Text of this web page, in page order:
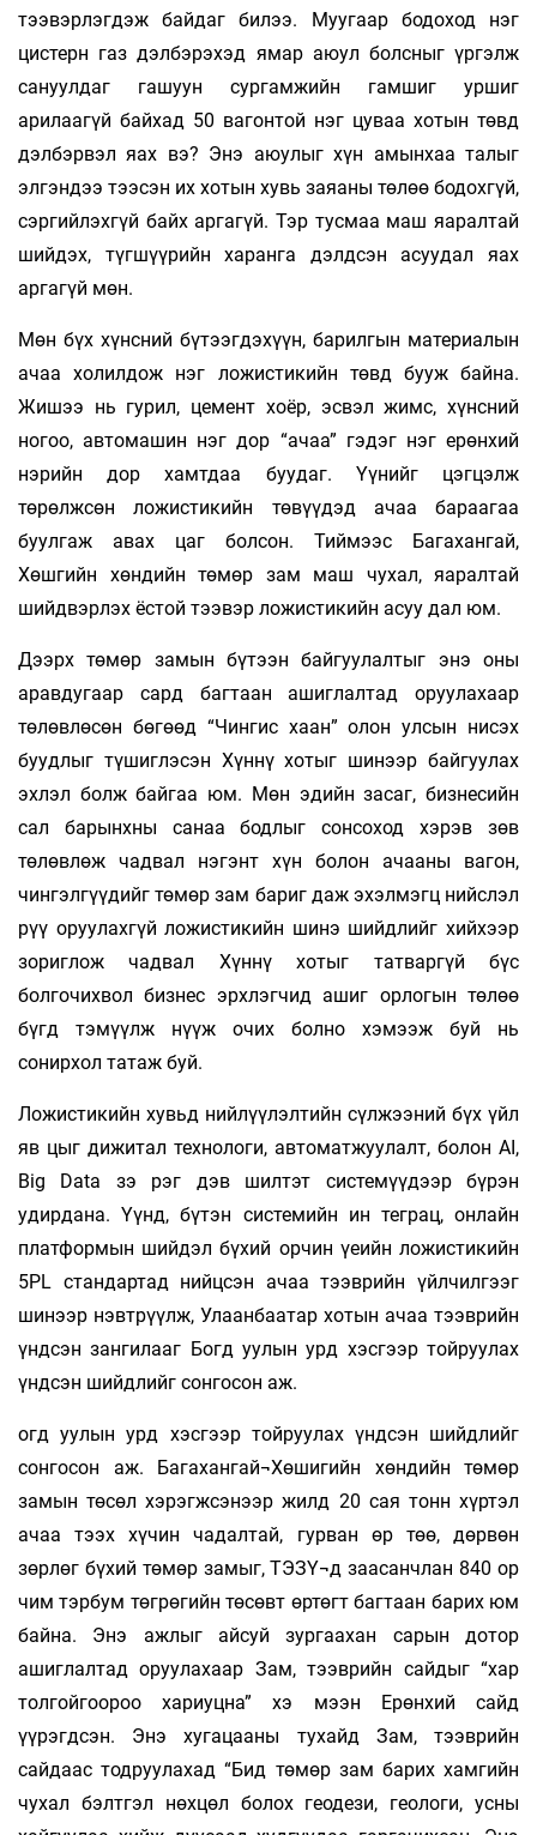
тээвэрлэгдэж байдаг билээ. Муугаар бодоход нэг
цистерн газ дэлбэрэхэд ямар аюул болсныг үргэлж
сануулдаг гашуун сургамжийн гамшиг уршиг
арилаагүй байхад 50 вагонтой нэг цуваа хотын төвд
дэлбэрвэл яах вэ? Энэ аюулыг хүн амынхаа талыг
элгэндээ тээсэн их хотын хувь заяаны төлөө бодохгүй,
сэргийлэхгүй байх аргагүй. Тэр тусмаа маш яаралтай
шийдэх, түгшүүрийн харанга дэлдсэн асуудал яах
аргагүй мөн.
Мөн бүх хүнсний бүтээгдэхүүн, барилгын материалын
ачаа холилдож нэг ложистикийн төвд бууж байна.
Жишээ нь гурил, цемент хоёр, эсвэл жимс, хүнсний
ногоо, автомашин нэг дор “ачаа” гэдэг нэг ерөнхий
нэрийн дор хамтдаа буудаг. Үүнийг цэгцэлж
төрөлжсөн ложистикийн төвүүдэд ачаа бараагаа
буулгаж авах цаг болсон. Тиймээс Багахангай,
Хөшгийн хөндийн төмөр зам маш чухал, яаралтай
шийдвэрлэх ёстой тээвэр ложистикийн асуу дал юм.
Дээрх төмөр замын бүтээн байгуулалтыг энэ оны
аравдугаар сард багтаан ашиглалтад оруулахаар
төлөвлөсөн бөгөөд “Чингис хаан” олон улсын нисэх
буудлыг түшиглэсэн Хүннү хотыг шинээр байгуулах
эхлэл болж байгаа юм. Мөн эдийн засаг, бизнесийн
сал барынхны санаа бодлыг сонсоход хэрэв зөв
төлөвлөж чадвал нэгэнт хүн болон ачааны вагон,
чингэлгүүдийг төмөр зам бариг даж эхэлмэгц нийслэл
рүү оруулахгүй ложистикийн шинэ шийдлийг хийхээр
зориглож чадвал Хүннү хотыг татваргүй бүс
болгочихвол бизнес эрхлэгчид ашиг орлогын төлөө
бүгд тэмүүлж нүүж очих болно хэмээж буй нь
сонирхол татаж буй.
Ложистикийн хувьд нийлүүлэлтийн сүлжээний бүх үйл
яв цыг дижитал технологи, автоматжуулалт, болон AI,
Big Data зэ рэг дэв шилтэт системүүдээр бүрэн
удирдана. Үүнд, бүтэн системийн ин теграц, онлайн
платформын шийдэл бүхий орчин үеийн ложистикийн
5PL стандартад нийцсэн ачаа тээврийн үйлчилгээг
шинээр нэвтрүүлж, Улаанбаатар хотын ачаа тээврийн
үндсэн зангилааг Богд уулын урд хэсгээр тойруулах
үндсэн шийдлийг сонгосон аж.
огд уулын урд хэсгээр тойруулах үндсэн шийдлийг
сонгосон аж. Багахангай¬Хөшигийн хөндийн төмөр
замын төсөл хэрэгжсэнээр жилд 20 сая тонн хүртэл
ачаа тээх хүчин чадалтай, гурван өр төө, дөрвөн
зөрлөг бүхий төмөр замыг, ТЭЗҮ¬д заасанчлан 840 ор
чим тэрбум төгрөгийн төсөвт өртөгт багтаан барих юм
байна. Энэ ажлыг айсуй зургаахан сарын дотор
ашиглалтад оруулахаар Зам, тээврийн сайдыг “хар
толгойгоороо хариуцна” хэ мээн Ерөнхий сайд
үүрэгдсэн. Энэ хугацааны тухайд Зам, тээврийн
сайдаас тодруулахад “Бид төмөр зам барих хамгийн
чухал бэлтгэл нөхцөл болох геодези, геологи, усны